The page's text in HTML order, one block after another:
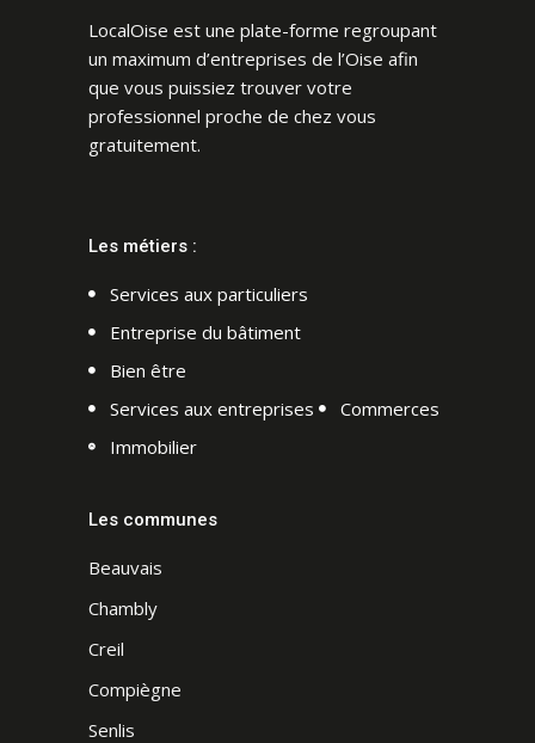
LocalOise est une plate-forme regroupant
un maximum d’entreprises de l’Oise afin
que vous puissiez trouver votre
professionnel proche de chez vous
gratuitement.
Les métiers :
Services aux particuliers
Entreprise du bâtiment
Bien être
Services aux entreprises
Commerces
Immobilier
Les communes
Beauvais
Chambly
Creil
Compiègne
Senlis